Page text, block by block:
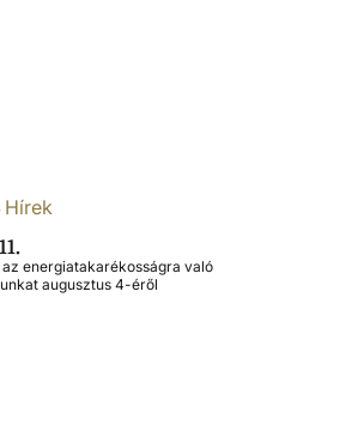
Hírek
energiatakarékosságra való
augusztus 4-éről